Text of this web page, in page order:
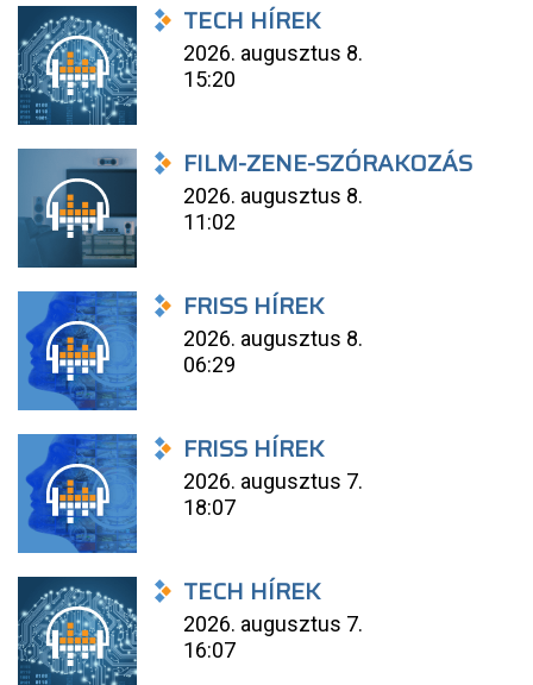
TECH HÍREK
2026. augusztus 8.
15:20
FILM-ZENE-SZÓRAKOZÁS
2026. augusztus 8.
11:02
FRISS HÍREK
2026. augusztus 8.
06:29
FRISS HÍREK
2026. augusztus 7.
18:07
TECH HÍREK
2026. augusztus 7.
16:07